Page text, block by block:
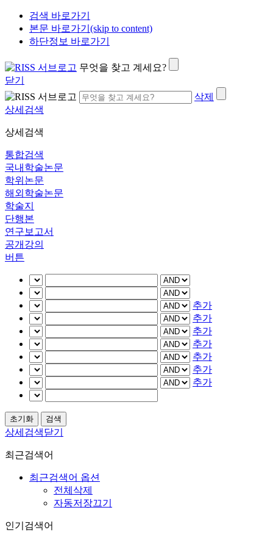
검색 바로가기
본문 바로가기(skip to content)
하단정보 바로가기
무엇을 찾고 계세요?
닫기
삭제
상세검색
상세검색
통합검색
국내학술논문
학위논문
해외학술논문
학술지
단행본
연구보고서
공개강의
버튼
추가
추가
추가
추가
추가
추가
추가
상세검색닫기
최근검색어
최근검색어 옵션
전체삭제
자동저장끄기
인기검색어